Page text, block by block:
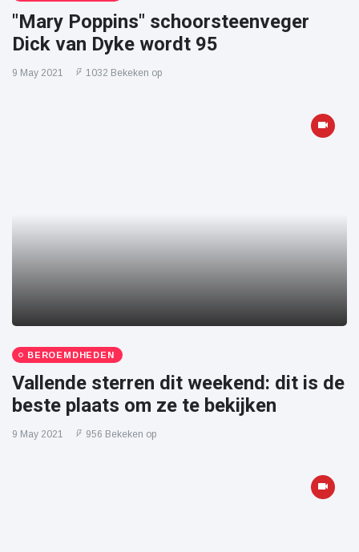
"Mary Poppins" schoorsteenveger
Dick van Dyke wordt 95
9 May 2021 1032 Bekeken op
BEROEMDHEDEN
Vallende sterren dit weekend: dit is de
beste plaats om ze te bekijken
9 May 2021 956 Bekeken op